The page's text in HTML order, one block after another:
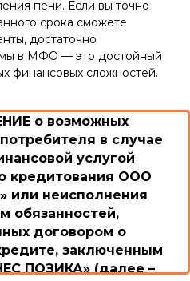
пени. Если вы точно
срока сможете
достаточно
в МФО — это достойный
финансовых сложностей.
о возможных
в случае
услугой
кредитования ООО
или неисполнения
обязанностей,
договором о
заключенным
ПОЗИКА» (далее –